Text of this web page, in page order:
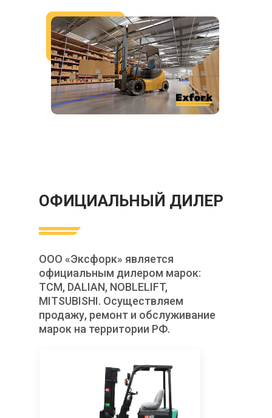
ОФИЦИАЛЬНЫЙ ДИЛЕР
ООО «Эксфорк» является
официальным дилером марок:
TCM, DALIAN, NOBLELIFT,
MITSUBISHI. Осуществляем
продажу, ремонт и обслуживание
марок на территории РФ.